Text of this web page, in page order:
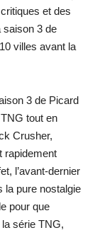
et des
saison 3 de
villes avant la
3 de Picard
tout en
Crusher,
rapidement
l’avant-dernier
la pure nostalgie
pour que
la série TNG,